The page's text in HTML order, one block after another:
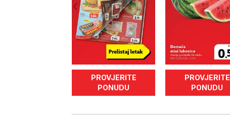
PROVJERITE
PONUDU
PROVJERITE
PONUDU